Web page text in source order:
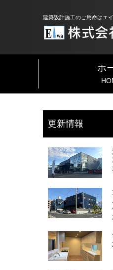
建築設計施工のご用命はエ
ホ
更新情報